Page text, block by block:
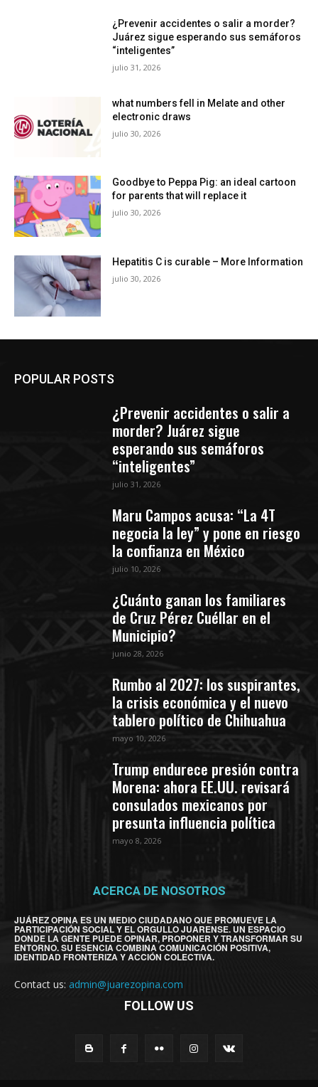
¿Prevenir accidentes o salir a morder?
Juárez sigue esperando sus semáforos
“inteligentes”
julio 31, 2026
what numbers fell in Melate and other
electronic draws
julio 30, 2026
Goodbye to Peppa Pig: an ideal cartoon
for parents that will replace it
julio 30, 2026
Hepatitis C is curable – More Information
julio 30, 2026
POPULAR POSTS
¿Prevenir accidentes o salir a
morder? Juárez sigue
esperando sus semáforos
“inteligentes”
julio 31, 2026
Maru Campos acusa: “La 4T
negocia la ley” y pone en riesgo
la confianza en México
julio 10, 2026
¿Cuánto ganan los familiares
de Cruz Pérez Cuéllar en el
Municipio?
junio 28, 2026
Rumbo al 2027: los suspirantes,
la crisis económica y el nuevo
tablero político de Chihuahua
mayo 10, 2026
Trump endurece presión contra
Morena: ahora EE.UU. revisará
consulados mexicanos por
presunta influencia política
mayo 8, 2026
ACERCA DE NOSOTROS
JUÁREZ OPINA ES UN MEDIO CIUDADANO QUE PROMUEVE LA
PARTICIPACIÓN SOCIAL Y EL ORGULLO JUARENSE. UN ESPACIO
DONDE LA GENTE PUEDE OPINAR, PROPONER Y TRANSFORMAR SU
ENTORNO. SU ESENCIA COMBINA COMUNICACIÓN POSITIVA,
IDENTIDAD FRONTERIZA Y ACCIÓN COLECTIVA.
Contact us: admin@juarezopina.com
FOLLOW US